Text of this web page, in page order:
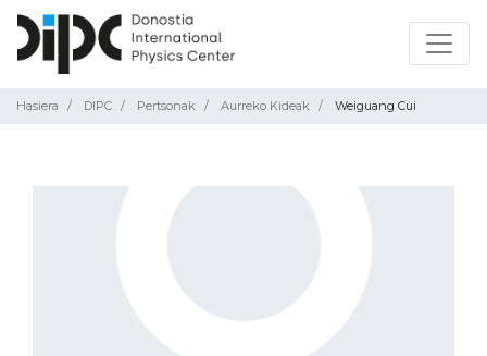
Hasiera DIPC Pertsonak Aurreko Kideak Weiguang Cui